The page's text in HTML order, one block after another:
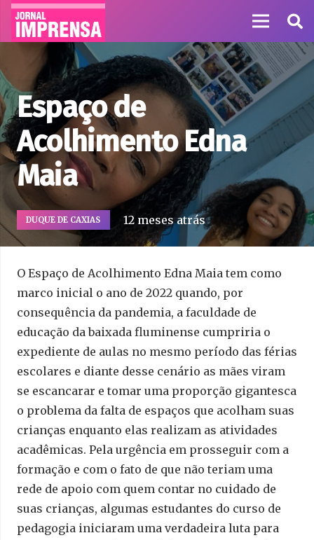
Espaço de
Acolhimento Edna
Maia
DUQUE DE CAXIAS 12 meses atrás
O Espaço de Acolhimento Edna Maia tem como
marco inicial o ano de 2022 quando, por
consequência da pandemia, a faculdade de
educação da baixada fluminense cumpriria o
expediente de aulas no mesmo período das férias
escolares e diante desse cenário as mães viram
se escancarar e tomar uma proporção gigantesca
o problema da falta de espaços que acolham suas
crianças enquanto elas realizam as atividades
acadêmicas. Pela urgência em prosseguir com a
formação e com o fato de que não teriam uma
rede de apoio com quem contar no cuidado de
suas crianças, algumas estudantes do curso de
pedagogia iniciaram uma verdadeira luta para